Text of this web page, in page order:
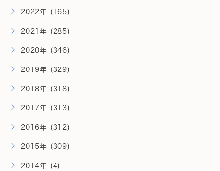
2022年 (165)
2021年 (285)
2020年 (346)
2019年 (329)
2018年 (318)
2017年 (313)
2016年 (312)
2015年 (309)
2014年 (4)